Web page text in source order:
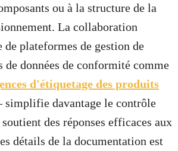
ou à la structure de la
La collaboration
plateformes de gestion de
de données de conformité comme
d'étiquetage des produits
davantage le contrôle
des réponses efficaces aux
détails de la documentation est